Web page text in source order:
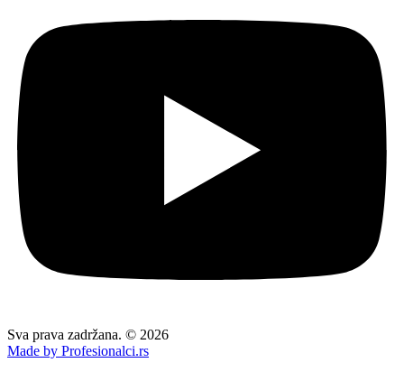
Sva prava zadržana. © 2026
Made by Profesionalci.rs